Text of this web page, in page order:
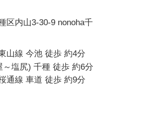
区内山3-30-9 nonoha千
山線 今池 徒歩 約4分
塩尻) 千種 徒歩 約6分
通線 車道 徒歩 約9分